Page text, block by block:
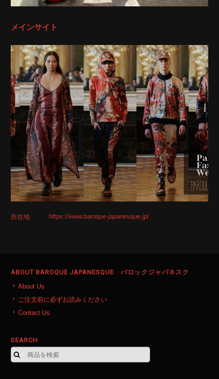
メインサイト
所在地 https://www.baroque-japanesque.jp/
ABOUT BAROQUE JAPANESQUE バロックジャパネスク
About Us
ご注文前に必ずお読みください
Contact Us
SEARCH